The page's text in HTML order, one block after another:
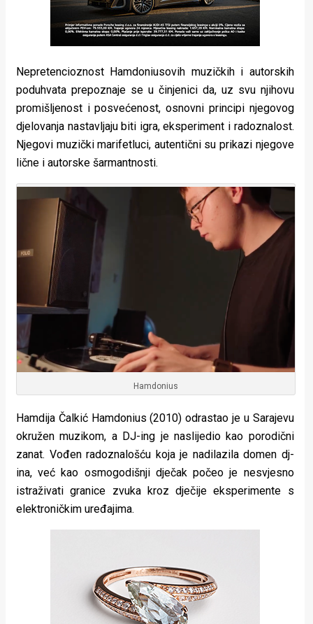
Nepretencioznost Hamdoniusovih muzičkih i autorskih
poduhvata prepoznaje se u činjenici da, uz svu njihovu
promišljenost i posvećenost, osnovni principi njegovog
djelovanja nastavljaju biti igra, eksperiment i radoznalost.
Njegovi muzički marifetluci, autentični su prikazi njegove
lične i autorske šarmantnosti.
Hamdonius
Hamdija Čalkić Hamdonius (2010) odrastao je u Sarajevu
okružen muzikom, a DJ-ing je naslijedio kao porodični
zanat. Vođen radoznalošću koja je nadilazila domen dj-
ina, već kao osmogodišnji dječak počeo je nesvjesno
istraživati granice zvuka kroz dječije eksperimente s
elektroničkim uređajima.